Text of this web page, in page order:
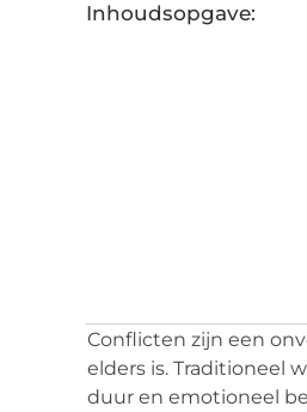
Inhoudsopgave:
Conflicten zijn een
elders is. Traditioneel
duur en emotioneel